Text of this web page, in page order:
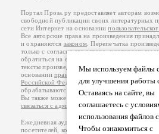
Мы используем файлы
для улучшения работы
Оставаясь на сайте, вы
соглашаетесь с
использования файлов
Чтобы ознакомиться с
Портал Проза.ру предоставляет авторам
свободной публикации своих литературных
сети Интернет на основании
Все авторские права на произведения
и охраняются законом . Перепечатка
только с согласия его автора, к которому вы
обратиться на его авторской странице.
тексты произведений авторы несут
основанииправил публикации и
Российской Федерации . Данные
обрабатываются на основании
Политики
Вы также можете посмотреть более
связаться с администрацией.
Ежедневная аудитория портала Проза.ру –
посетителей, которые в общей сумме